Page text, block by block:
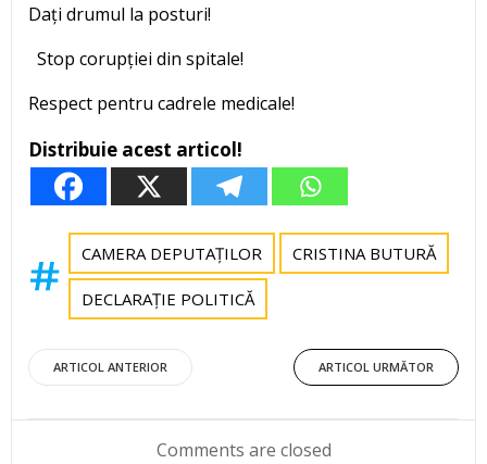
Dați drumul la posturi!
Stop corupției din spitale!
Respect pentru cadrele medicale!
Distribuie acest articol!
CAMERA DEPUTAȚILOR CRISTINA BUTURĂ
DECLARAȚIE POLITICĂ
Post
navigation
ARTICOL ANTERIOR
Post
navigation
ARTICOL URMĂTOR
Comments are closed